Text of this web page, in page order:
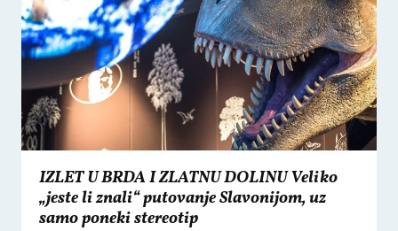
IZLET U BRDA I ZLATNU DOLINU Veliko
„jeste li znali“ putovanje Slavonijom, uz
samo poneki stereotip